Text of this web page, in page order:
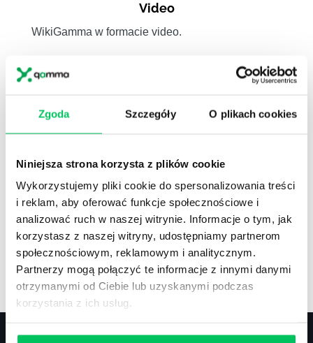
Zgoda Szczegóły O plikach cookies
Niniejsza strona korzysta z plików cookie
Wykorzystujemy pliki cookie do spersonalizowania treści
i reklam, aby oferować funkcje społecznościowe i
analizować ruch w naszej witrynie. Informacje o tym, jak
korzystasz z naszej witryny, udostępniamy partnerom
społecznościowym, reklamowym i analitycznym.
Partnerzy mogą połączyć te informacje z innymi danymi
otrzymanymi od Ciebie lub uzyskanymi podczas
korzystania z ich usług.
Video
WikiGamma w formacie video.
zawodów.
Artykuły,Artykuły cd.,Prawo
Standardowe informacje z obszaru szkoleń.